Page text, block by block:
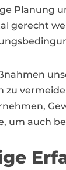
Planung
gerecht
zu
um auch